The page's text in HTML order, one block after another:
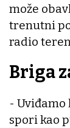
može
trenutni
radio
Briga
- Uviđamo
spori kao